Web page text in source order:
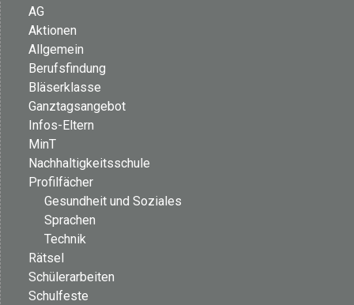
AG
Aktionen
Allgemein
Berufsfindung
Bläserklasse
Ganztagsangebot
Infos-Eltern
MinT
Nachhaltigkeitsschule
Profilfächer
Gesundheit und Soziales
Sprachen
Technik
Rätsel
Schülerarbeiten
Schulfeste